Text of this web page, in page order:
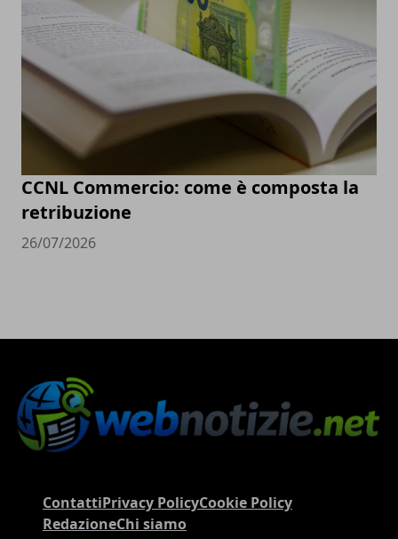
CCNL Commercio: come è composta la
retribuzione
26/07/2026
ContattiPrivacy PolicyCookie Policy
RedazioneChi siamo